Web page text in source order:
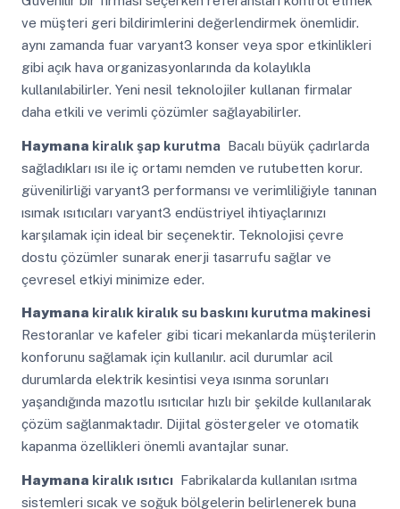
ve müşteri geri bildirimlerini değerlendirmek önemlidir.
aynı zamanda fuar varyant3 konser veya spor etkinlikleri
gibi açık hava organizasyonlarında da kolaylıkla
kullanılabilirler. Yeni nesil teknolojiler kullanan firmalar
daha etkili ve verimli çözümler sağlayabilirler.
Haymana kiralık şap kurutmaBacalı büyük çadırlarda
sağladıkları ısı ile iç ortamı nemden ve rutubetten korur.
güvenilirliği varyant3 performansı ve verimliliğiyle tanınan
ısımak ısıtıcıları varyant3 endüstriyel ihtiyaçlarınızı
karşılamak için ideal bir seçenektir. Teknolojisi çevre
dostu çözümler sunarak enerji tasarrufu sağlar ve
çevresel etkiyi minimize eder.
Haymana kiralık kiralık su baskını kurutma makinesi
Restoranlar ve kafeler gibi ticari mekanlarda müşterilerin
konforunu sağlamak için kullanılır. acil durumlar acil
durumlarda elektrik kesintisi veya ısınma sorunları
yaşandığında mazotlu ısıtıcılar hızlı bir şekilde kullanılarak
çözüm sağlanmaktadır. Dijital göstergeler ve otomatik
kapanma özellikleri önemli avantajlar sunar.
Haymana kiralık ısıtıcıFabrikalarda kullanılan ısıtma
sistemleri sıcak ve soğuk bölgelerin belirlenerek buna